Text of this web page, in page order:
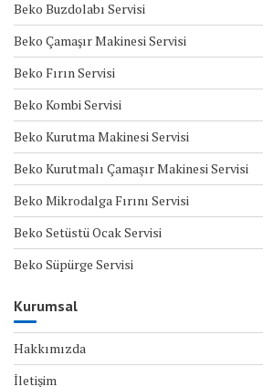
Beko Buzdolabı Servisi
Beko Çamaşır Makinesi Servisi
Beko Fırın Servisi
Beko Kombi Servisi
Beko Kurutma Makinesi Servisi
Beko Kurutmalı Çamaşır Makinesi Servisi
Beko Mikrodalga Fırını Servisi
Beko Setüstü Ocak Servisi
Beko Süpürge Servisi
Kurumsal
Hakkımızda
İletişim